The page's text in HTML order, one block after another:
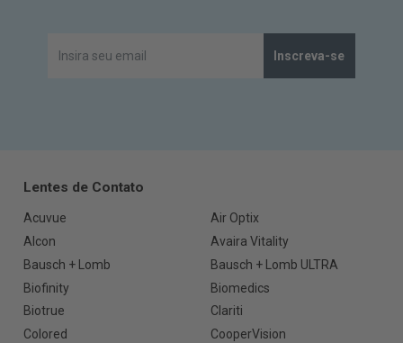
Inscreva-se
Lentes de Contato
Acuvue
Air Optix
Alcon
Avaira Vitality
Bausch + Lomb
Bausch + Lomb ULTRA
Biofinity
Biomedics
Biotrue
Clariti
Colored
CooperVision